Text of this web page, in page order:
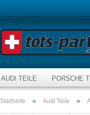
AUDI TEILE PORSCHE
Startseite » Audi Teile »